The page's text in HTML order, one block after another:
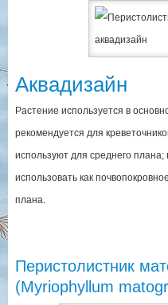
Аквадизайн
Растение используется в
рекомендуется для
используют для среднего
использовать как
плана.
Перистолистник
(Myriophyllum